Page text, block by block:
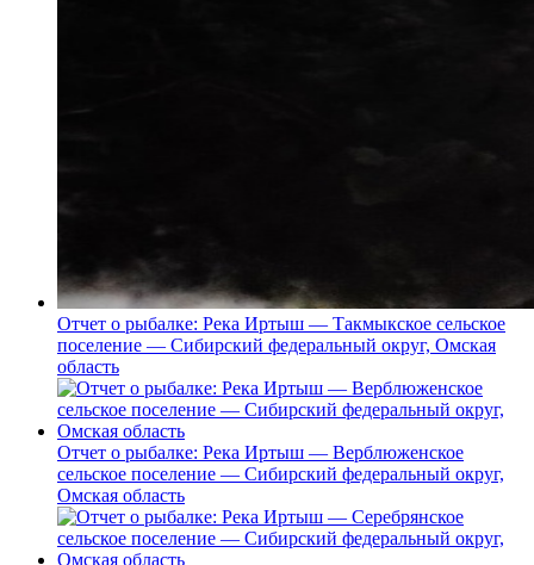
Отчет о рыбалке: Река Иртыш — Такмыкское сельское
поселение — Сибирский федеральный округ, Омская
область
Отчет о рыбалке: Река Иртыш — Верблюженское
сельское поселение — Сибирский федеральный округ,
Омская область